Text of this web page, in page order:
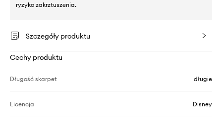
ryzyko zakrztuszenia.
Szczegóły produktu
Cechy produktu
Długość skarpet długie
Licencja Disney